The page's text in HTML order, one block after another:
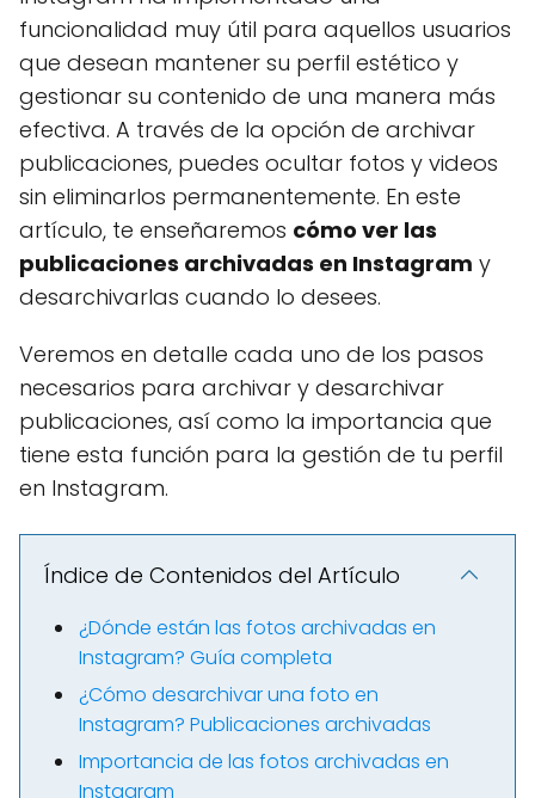
funcionalidad muy útil para aquellos usuarios
que desean mantener su perfil estético y
gestionar su contenido de una manera más
efectiva. A través de la opción de archivar
publicaciones, puedes ocultar fotos y videos
sin eliminarlos permanentemente. En este
artículo, te enseñaremos cómo ver las
publicaciones archivadas en Instagram y
desarchivarlas cuando lo desees.
Veremos en detalle cada uno de los pasos
necesarios para archivar y desarchivar
publicaciones, así como la importancia que
tiene esta función para la gestión de tu perfil
en Instagram.
Índice de Contenidos del Artículo
¿Dónde están las fotos archivadas en
Instagram? Guía completa
¿Cómo desarchivar una foto en
Instagram? Publicaciones archivadas
Importancia de las fotos archivadas en
Instagram